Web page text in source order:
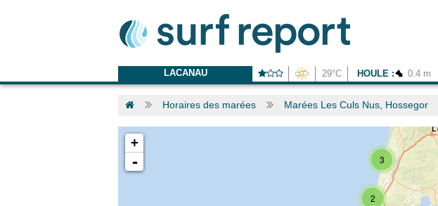
LACANAU 29°C HOULE : 0.4 m
Horaires des marées Marées Les Culs Nus, Hossegor
2
3
+
-